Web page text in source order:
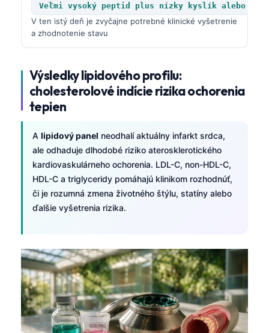
Veľmi vysoký peptid plus nízky kyslík alebo
V ten istý deň je zvyčajne potrebné klinické vyšetrenie
a zhodnotenie stavu
Výsledky lipidového profilu:
cholesterolové indície rizika ochorenia
tepien
A lipidový panel neodhalí aktuálny infarkt srdca,
ale odhaduje dlhodobé riziko aterosklerotického
kardiovaskulárneho ochorenia. LDL-C, non-HDL-C,
HDL-C a triglyceridy pomáhajú klinikom rozhodnúť,
či je rozumná zmena životného štýlu, statíny alebo
ďalšie vyšetrenia rizika.